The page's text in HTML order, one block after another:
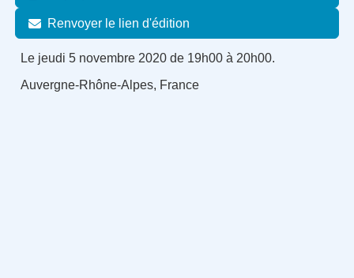
Renvoyer le lien d'édition
Le jeudi 5 novembre 2020 de 19h00 à 20h00.
Auvergne-Rhône-Alpes, France